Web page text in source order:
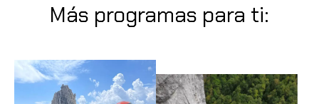
Más programas para ti: